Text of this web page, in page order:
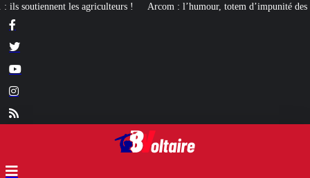
Arcom : l’humour, totem d’impunité des médias de gauche La mortalité